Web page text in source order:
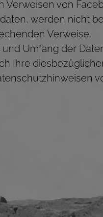
Verweisen von
werden nicht
Verweise.
Umfang der
Ihre